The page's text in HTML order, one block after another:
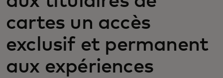
cartes un accès
exclusif et permanent
aux expériences